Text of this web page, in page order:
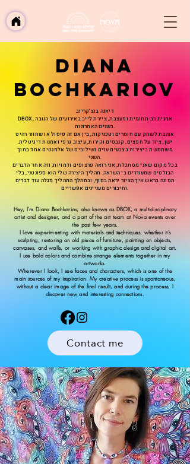
Diana
bochkariov
דיאנה בוצ'קריוב
DBOX, אמנית רב-תחומית ומעצבת, ציירת לייב באירועים של הנובה
בשנים האחרונות.
אוהבת לשחק עם חומרים וטכניקות, בין אם זה פיסול או שחזור רהיט
ישן, ציור על חפצים, קנבסים וקירות, עיצוב גרפי ואמנות דיגיטלית.
משתמשת ביצירות בצבעים עזים ושילובים של אלמנטים אחד בתוך
השני.
בכל מקום שאני מסתכלת, אני רואה פרצופים ודמויות, וזה אחד הדברים
הבולטים שמעוררים בי השראה. תהליך היצירה שלי הוא ספונטני, בלי
תמונה בראש איך הציור יראה בסוף, ובמהלך התהליך מגלה עוד דברים
וחיבורים מעניינים אפשריים.
Hey, I'm Diana Bochkariov, also known as DBOX, a multidisciplinary
artist and designer, and a part of the art team at Nova events over
the past few years.
I love experimenting with materials and techniques, whether it’s
sculpting, restoring an old piece of furniture, painting on objects,
canvases, and walls, or working with graphic design and digital art.
I use bold colors and combine strange elements together in my
artworks.
Wherever I look, I see faces and characters, which is one of the
main sources of my inspiration. My creative process is spontaneous,
without a clear image of the final result, and during the process, I
discover new and interesting connections.
Contact me